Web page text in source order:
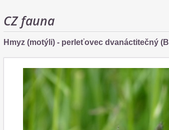
CZ fauna
Hmyz (motýli) - perleťovec dvanáctitečný